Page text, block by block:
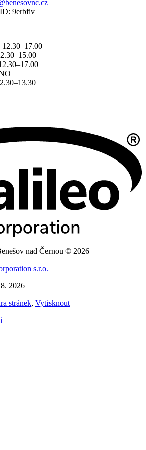
9erbfiv
12.30–17.00
nad Černou © 2026
s.r.o.
2026
stránek, Vytisknout